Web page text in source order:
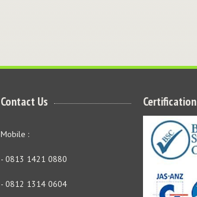
Contact Us
Mobile :
- 0813 1421 0880
- 0812 1314 0604
Certification